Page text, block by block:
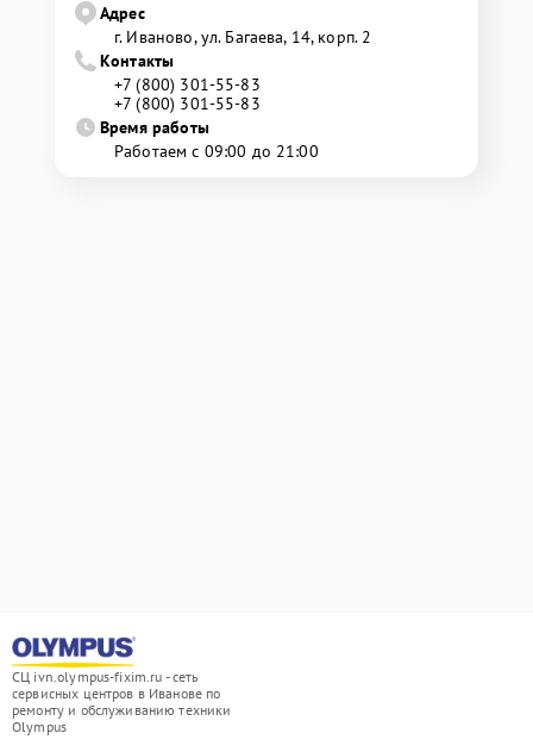
Адрес
г. Иваново, ул. Багаева, 14, корп. 2
Контакты
+7 (800) 301-55-83
+7 (800) 301-55-83
Время работы
Работаем с 09:00 до 21:00
СЦ ivn.olympus-fixim.ru - сеть
сервисных центров в Иванове по
ремонту и обслуживанию техники
Olympus